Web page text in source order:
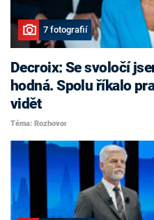
7 fotografií
Decroix: Se svoločí
hodná. Spolu říkalo
vidět
Téma: Rozhovor